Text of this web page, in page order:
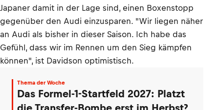
Japaner damit in der Lage sind, einen Boxenstopp
gegenüber den Audi einzusparen. "Wir liegen näher
an Audi als bisher in dieser Saison. Ich habe das
Gefühl, dass wir im Rennen um den Sieg kämpfen
können", ist Davidson optimistisch.
Thema der Woche
Das Formel-1-Startfeld 2027: Platzt